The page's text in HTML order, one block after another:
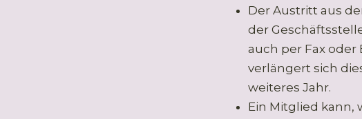
Der Austritt aus
der
auch per Fax
verlängert sich
weiteres Jahr.
Ein Mitglied